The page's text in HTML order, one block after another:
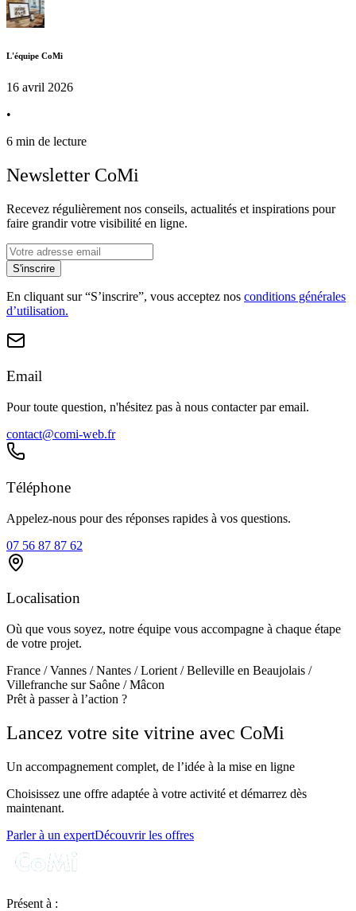
L'équipe CoMi
16 avril 2026
•
6 min de lecture
Newsletter CoMi
Recevez régulièrement nos conseils, actualités et inspirations pour
faire grandir votre visibilité en ligne.
S'inscrire
En cliquant sur “S’inscrire”, vous acceptez nos conditions générales
d’utilisation.
Email
Pour toute question, n'hésitez pas à nous contacter par email.
contact@comi-web.fr
Téléphone
Appelez-nous pour des réponses rapides à vos questions.
07 56 87 87 62
Localisation
Où que vous soyez, notre équipe vous accompagne à chaque étape
de votre projet.
France / Vannes / Nantes / Lorient / Belleville en Beaujolais /
Villefranche sur Saône / Mâcon
Prêt à passer à l’action ?
Lancez votre site vitrine avec CoMi
Un accompagnement complet, de l’idée à la mise en ligne
Choisissez une offre adaptée à votre activité et démarrez dès
maintenant.
Parler à un expertDécouvrir les offres
Présent à :